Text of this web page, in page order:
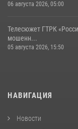
06 августа 2026, 05:00
Телесюжет ГТРК
мошенн...
05 августа 2026, 15:50
НАВИГАЦИЯ
Новости